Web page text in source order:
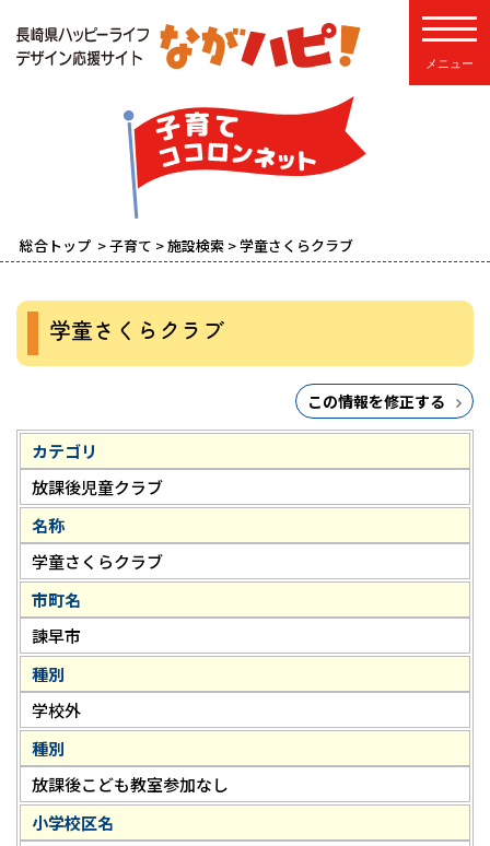
総合トップ >子育て >施設検索 > 学童さくらクラブ
学童さくらクラブ
この情報を修正する
カテゴリ
放課後児童クラブ
名称
学童さくらクラブ
市町名
諫早市
種別
学校外
種別
放課後こども教室参加なし
小学校区名